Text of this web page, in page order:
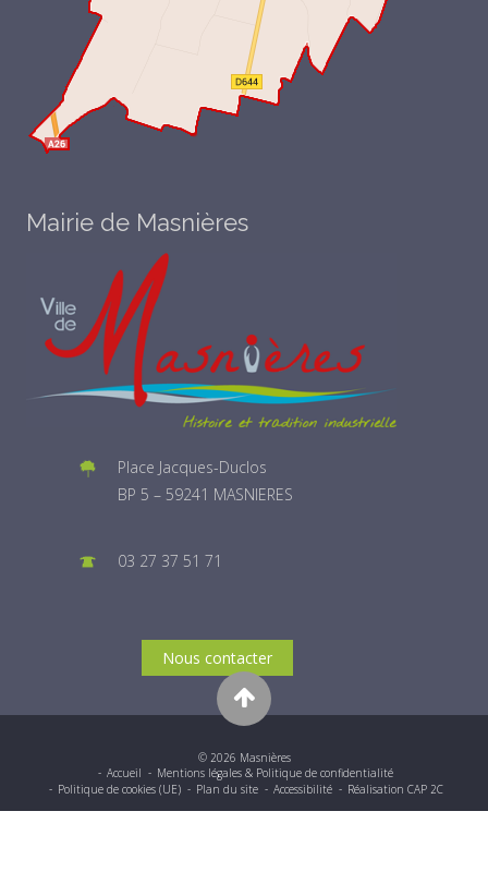
Mairie de Masnières
Place Jacques-Duclos
BP 5 – 59241 MASNIERES
03 27 37 51 71
Nous contacter
© 2026 Masnières
Accueil
Mentions légales & Politique de confidentialité
Politique de cookies (UE)
Plan du site Accessibilité Réalisation CAP 2C